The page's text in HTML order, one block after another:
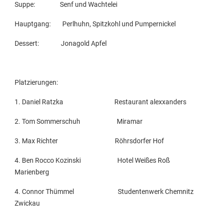
Suppe: Senf und Wachtelei
Hauptgang: Perlhuhn, Spitzkohl und Pumpernickel
Dessert: Jonagold Apfel
Platzierungen:
1. Daniel Ratzka Restaurant alexxanders
2. Tom Sommerschuh Miramar
3. Max Richter Röhrsdorfer Hof
4. Ben Rocco Kozinski Hotel Weißes Roß
Marienberg
4. Connor Thümmel Studentenwerk Chemnitz
Zwickau